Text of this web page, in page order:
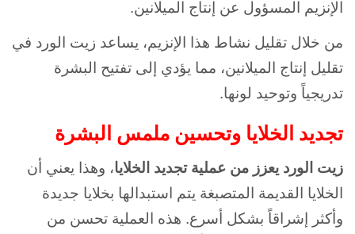
الإنزيم المسؤول عن إنتاج الميلانين.
من خلال تقليل نشاط هذا الإنزيم، يساعد زيت الورد في
تقليل إنتاج الميلانين، مما يؤدي إلى تفتيح البشرة
تدريجياً وتوحيد لونها.
تجديد الخلايا وتحسين ملمس البشرة
زيت الورد يعزز من عملية تجديد الخلايا، وهذا يعني أن
الخلايا القديمة المتصبغة يتم استبدالها بخلايا جديدة
وأكثر إشراقاً بشكل أسرع. هذه العملية تحسن من